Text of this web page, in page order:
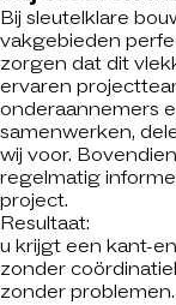
Bij sleutelklare
vakgebieden
zorgen dat dit
ervaren
onderaannemers
samenwerken,
wij voor.
regelmatig
project.
Resultaat:
u krijgt een kant-
zonder
zonder problemen.